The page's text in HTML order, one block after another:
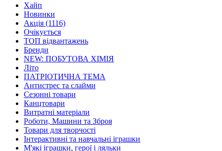
Хайп
Новинки
Акція (1116)
Очікується
ТОП відвантажень
Бренди
NEW: ПОБУТОВА ХІМІЯ
Літо
ПАТРІОТИЧНА ТЕМА
Антистрес та слайми
Сезонні товари
Канцтовари
Витратні матеріали
Роботи, Машини та Зброя
Товари для творчості
Інтерактивні та навчальні іграшки
М'які іграшки, герої і ляльки